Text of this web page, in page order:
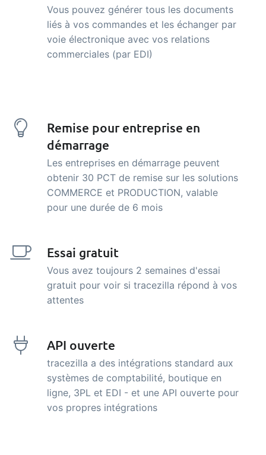
Vous pouvez générer tous les documents
liés à vos commandes et les échanger par
voie électronique avec vos relations
commerciales (par EDI)
Remise pour entreprise en
démarrage
Les entreprises en démarrage peuvent
obtenir 30 PCT de remise sur les solutions
COMMERCE et PRODUCTION, valable
pour une durée de 6 mois
Essai gratuit
Vous avez toujours 2 semaines d'essai
gratuit pour voir si tracezilla répond à vos
attentes
API ouverte
tracezilla a des intégrations standard aux
systèmes de comptabilité, boutique en
ligne, 3PL et EDI - et une API ouverte pour
vos propres intégrations